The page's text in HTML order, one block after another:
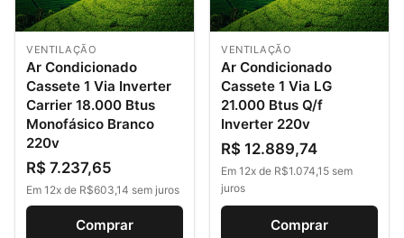
VENTILAÇÃO
Ar Condicionado
Cassete 1 Via Inverter
Carrier 18.000 Btus
Monofásico Branco
220v
R$ 7.237,65
Em 12x de R$603,14 sem juros
Comprar
VENTILAÇÃO
Ar Condicionado
Cassete 1 Via LG
21.000 Btus Q/f
Inverter 220v
R$ 12.889,74
Em 12x de R$1.074,15 sem
juros
Comprar